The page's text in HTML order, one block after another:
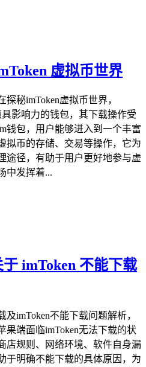
虚拟币世界
秘imToken虚拟币世界，
影响力的钱包，其下载操作受
钱包，用户能够进入到一个丰富
拟币的存储、交易等操作，它为
途径，有助于用户更好地参与虚
中发挥着...
imToken 不能下载
imToken不能下载问题解析，
果端面临imToken无法下载的状
店规则、网络环境、软件自身漏
于明确不能下载的具体原因，为